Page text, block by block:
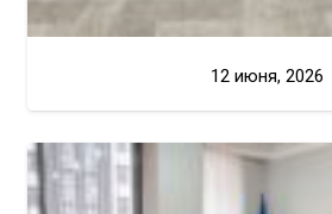
12 июня, 2026